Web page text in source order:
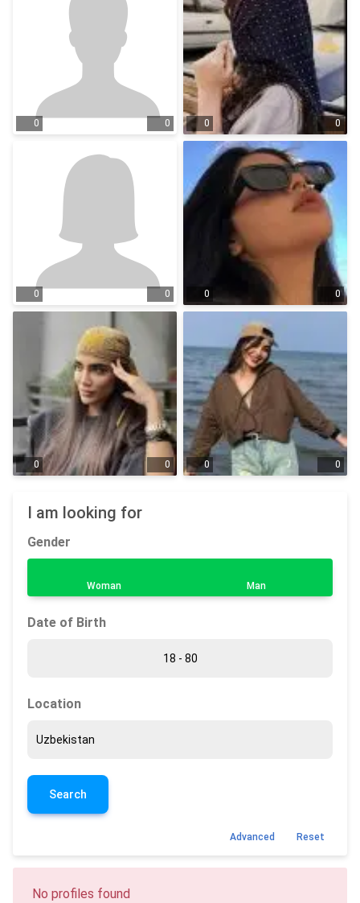
0 0 0 0
0 0 0 0
0 0 0 0
I am looking for
Gender
Woman Man
Date of Birth
Location
Search
Advanced Reset
No profiles found